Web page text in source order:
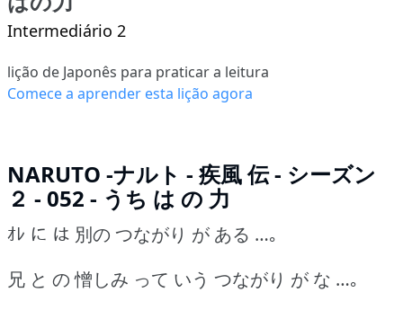
Intermediário 2
lição de Japonês para praticar a leitura
Comece a aprender esta lição agora
NARUTO -ナルト - 疾風 伝 - シーズン
２ - 052 - うち は の 力
ｵﾚ に は 別の つながり が ある …｡
兄 と の 憎しみ って いう つながり が な …｡